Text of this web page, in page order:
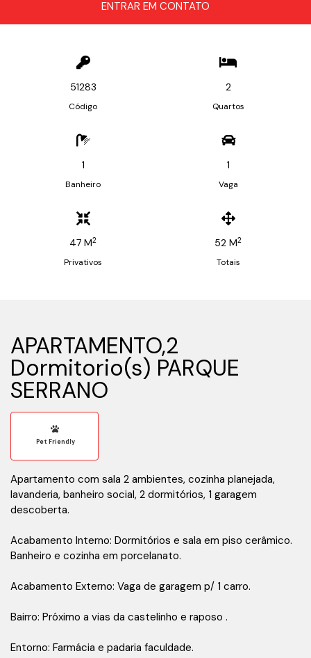
ENTRAR EM CONTATO
51283
Código
2
Quartos
1
Banheiro
1
Vaga
47 M2
Privativos
52 M2
Totais
APARTAMENTO,2
Dormitorio(s) PARQUE
SERRANO
Pet Friendly
Apartamento com sala 2 ambientes, cozinha planejada,
lavanderia, banheiro social, 2 dormitórios, 1 garagem
descoberta.
Acabamento Interno: Dormitórios e sala em piso cerâmico.
Banheiro e cozinha em porcelanato.
Acabamento Externo: Vaga de garagem p/ 1 carro.
Bairro: Próximo a vias da castelinho e raposo .
Entorno: Farmácia e padaria faculdade.